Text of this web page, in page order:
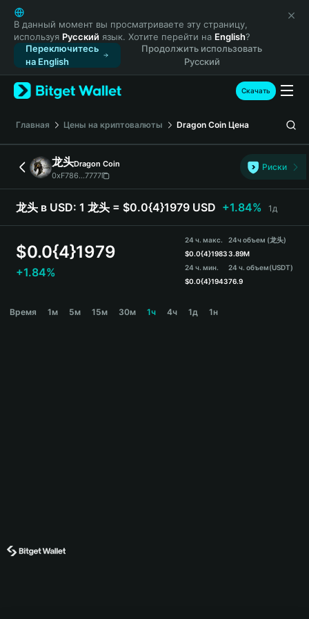
English
日本語
Tiếng Việt
Русский
Español (Latinoamérica)
Türkçe
Français
Deutsch
简体中文
繁體中文
Português (Portugal)
Bahasa Indonesia
ภาษาไทย
Español
Español (Argentina)
В данный момент вы просматриваете эту страницу,
используя Русский язык. Хотите перейти на English?
Переключитесь
на English
Продолжить использовать
Русский
Скачать
Главная Цены на криптовалюты Dragon Coin Цена
龙头Dragon Coin
0xF786...7777
Риски
龙头 в USD: 1 龙头 = $0.0{4}1979 USD +1.84% 1д
$0.0{4}1979
+1.84%
24 ч. макс.
$0.0{4}1983
24 ч. мин.
$0.0{4}1943
24ч объем (龙头)
3.89M
24 ч. объем(USDT)
76.9
Время 1м 5м 15м 30м 1ч 4ч 1д 1н